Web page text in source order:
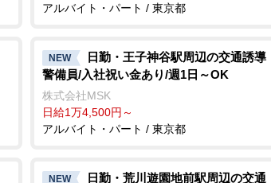
アルバイト・パート / 東京都
NEW
日勤・王子神谷駅周辺の交通誘導
警備員/入社祝い金あり/週1日～OK
株式会社MSK
日給1万4,500円～
アルバイト・パート / 東京都
NEW
日勤・荒川遊園地前駅周辺の交通